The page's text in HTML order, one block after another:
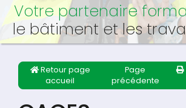
Votre partenaire
le bâtiment et les
Retour page
accueil
Page
précédente